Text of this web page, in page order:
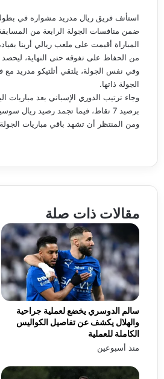
ضمن منافسات الجولة الرابعة من
من الحفاظ على تفوقه حتى النهاية، ليحصد النقاط الثلاث
وفي نفس الجولة، يلتقي أتلتيكو مدريد
الجولة ذاتها.
برصيد 7 نقاط، فيما تجمد رصيد ريال سوسيداد عند نقطتين في المركز السابع عشر.
ومن المنتظر أن تشهد باقي مباريات
مقالات ذات صلة
سالم الدوسري يخضع لعملية جراحية
والهلال يكشف عن تفاصيل الكواليس
الكاملة للعملية
منذ أسبوعين